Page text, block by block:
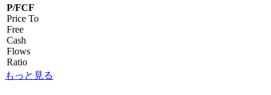
P/FCF
Price To
Free
Cash
Flows
Ratio
もっと見る